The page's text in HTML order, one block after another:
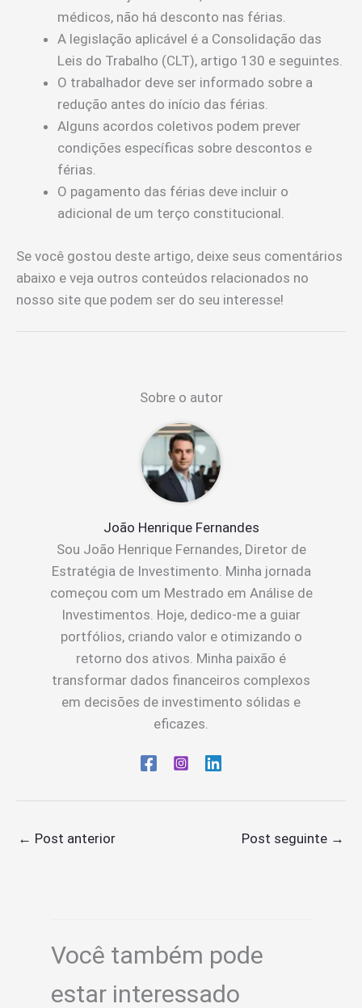
médicos, não há desconto nas férias.
A legislação aplicável é a Consolidação das
Leis do Trabalho (CLT), artigo 130 e seguintes.
O trabalhador deve ser informado sobre a
redução antes do início das férias.
Alguns acordos coletivos podem prever
condições específicas sobre descontos e
férias.
O pagamento das férias deve incluir o
adicional de um terço constitucional.
Se você gostou deste artigo, deixe seus comentários
abaixo e veja outros conteúdos relacionados no
nosso site que podem ser do seu interesse!
Sobre o autor
João Henrique Fernandes
Sou João Henrique Fernandes, Diretor de
Estratégia de Investimento. Minha jornada
começou com um Mestrado em Análise de
Investimentos. Hoje, dedico-me a guiar
portfólios, criando valor e otimizando o
retorno dos ativos. Minha paixão é
transformar dados financeiros complexos
em decisões de investimento sólidas e
eficazes.
← Post anterior Post seguinte →
Você também pode
estar interessado